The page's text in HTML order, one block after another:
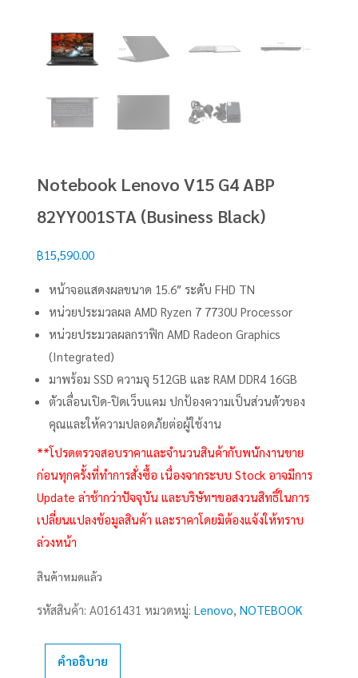
Notebook Lenovo V15 G4 ABP
82YY001STA (Business Black)
฿15,590.00
หน้าจอแสดงผลขนาด 15.6″ ระดับ FHD TN
หน่วยประมวลผล AMD Ryzen 7 7730U Processor
หน่วยประมวลผลกราฟิก AMD Radeon Graphics
(Integrated)
มาพร้อม SSD ความจุ 512GB และ RAM DDR4 16GB
ตัวเลื่อนเปิด-ปิดเว็บแคม ปกป้องความเป็นส่วนตัวของ
คุณและให้ความปลอดภัยต่อผู้ใช้งาน
**โปรดตรวจสอบราคาและจำนวนสินค้ากับพนักงานขาย
ก่อนทุกครั้งที่ทำการสั่งซื้อ เนื่องจากระบบ Stock อาจมีการ
Update ล่าช้ากว่าปัจจุบัน และบริษัทฯขอสงวนสิทธิ์ในการ
เปลี่ยนแปลงข้อมูลสินค้า และราคาโดยมิต้องแจ้งให้ทราบ
ล่วงหน้า
สินค้าหมดแล้ว
รหัสสินค้า: A0161431 หมวดหมู่:Lenovo ,NOTEBOOK
คำอธิบาย